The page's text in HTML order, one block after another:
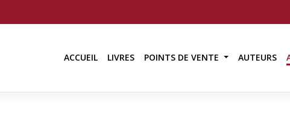
ACCUEIL LIVRES POINTS DE VENTE AUTEURS